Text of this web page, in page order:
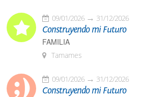
09/01/2026 31/12/2026
Construyendo mi Futuro
FAMILIA
Tamames
09/01/2026 31/12/2026
Construyendo mi Futuro